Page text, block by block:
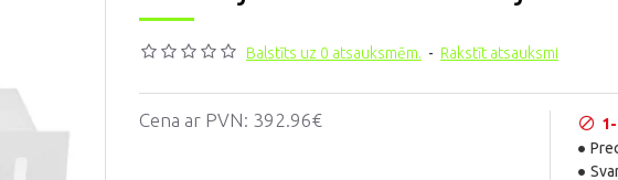
Balstīts uz 0 atsauksmēm. - Rakstīt atsauksmi
Cena ar PVN: 392.96€